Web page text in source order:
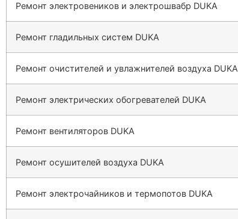
Ремонт электровеников и электрошвабр DUKA
Ремонт гладильных систем DUKA
Ремонт очистителей и увлажнителей воздуха DUKA
Ремонт электрических обогревателей DUKA
Ремонт вентиляторов DUKA
Ремонт осушителей воздуха DUKA
Ремонт электрочайников и термопотов DUKA